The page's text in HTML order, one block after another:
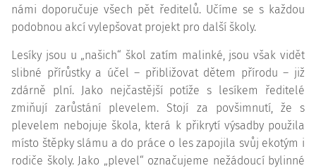
námi doporučuje všech pět ředitelů. Učíme se s každou
podobnou akcí vylepšovat projekt pro další školy.
Lesíky jsou u „našich“ škol zatím malinké, jsou však vidět
slibné přírůstky a účel – přibližovat dětem přírodu – již
zdárně plní. Jako nejčastější potíže s lesíkem ředitelé
zmiňují zarůstání plevelem. Stojí za povšimnutí, že s
plevelem nebojuje škola, která k přikrytí výsadby použila
místo štěpky slámu a do práce o les zapojila svůj ekotým i
rodiče školy. Jako „plevel“ označujeme nežádoucí bylinné